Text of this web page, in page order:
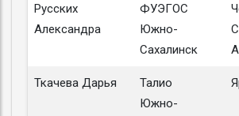
Русских
Александра
ФУЭГОС
Южно-
Сахалинск
Ткачева Дарья
Талио
Южно-